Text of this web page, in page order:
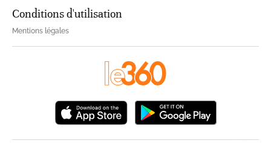
Conditions d'utilisation
Mentions légales